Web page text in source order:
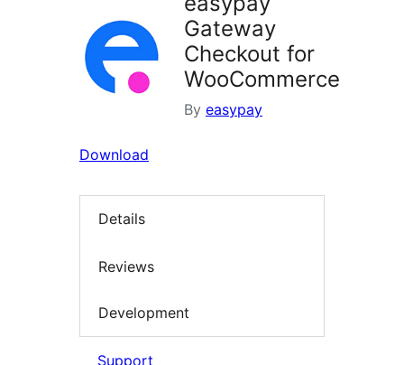
Gateway
Checkout for
WooCommerce
By easypay
Download
Details
Reviews
Development
Support